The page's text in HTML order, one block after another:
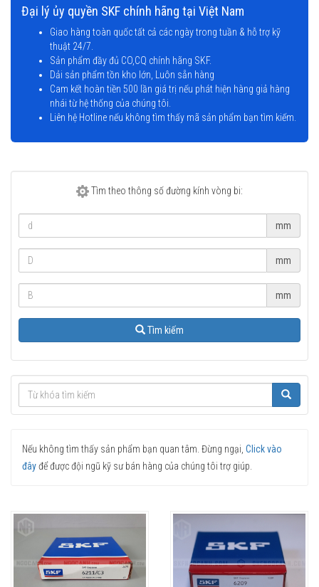
Đại lý ủy quyền SKF chính hãng tại Việt Nam
Giao hàng toàn quốc tất cả các ngày trong tuần & hỗ trợ kỹ
thuật 24/7.
Sản phẩm đầy đủ CO,CQ chính hãng SKF.
Dải sản phẩm tồn kho lớn, Luôn sẵn hàng
Cam kết hoàn tiền 500 lần giá trị nếu phát hiện hàng giả hàng
nhái từ hệ thống của chúng tôi.
Liên hệ Hotline nếu không tìm thấy mã sản phẩm bạn tìm kiếm.
Tìm theo thông số đường kính vòng bi:
mm
mm
mm
Tìm kiếm
Nếu không tìm thấy sản phẩm bạn quan tâm. Đừng ngại, Click vào
đâyđể được đội ngũ kỹ sư bán hàng của chúng tôi trợ giúp.